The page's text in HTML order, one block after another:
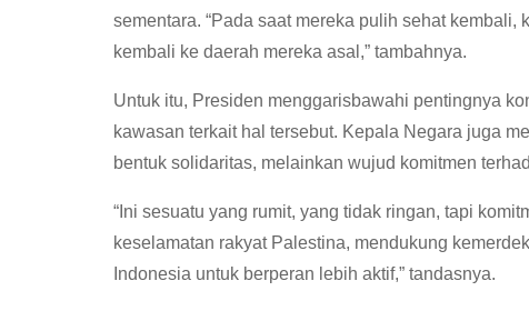
sementara. “Pada saat mereka pulih sehat
kembali ke daerah mereka asal,” tambahnya.
Untuk itu, Presiden menggarisbawahi pentingnya
kawasan terkait hal tersebut. Kepala Negara juga
bentuk solidaritas, melainkan wujud komitmen
“Ini sesuatu yang rumit, yang tidak ringan, tapi
keselamatan rakyat Palestina, mendukung
Indonesia untuk berperan lebih aktif,” tandasnya.